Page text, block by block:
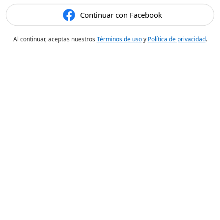
Continuar con Facebook
Al continuar, aceptas nuestros Términos de usoy Política de privacidad.